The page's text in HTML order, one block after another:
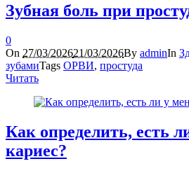
Зубная боль при
0
On 27/03/202621/03/2026By adminIn
зубамиTags ОРВИ, простуда
Читать
Как определить, есть
кариес?